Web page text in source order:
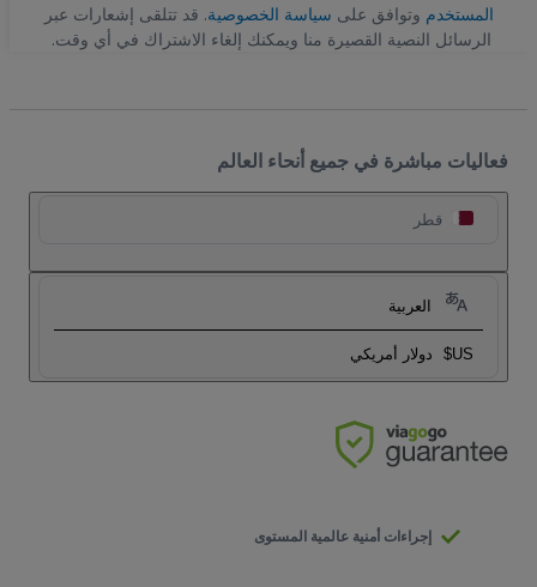
المستخدم وتوافق على سياسة الخصوصية. قد تتلقى إشعارات عبر
الرسائل النصية القصيرة منا ويمكنك إلغاء الاشتراك في أي وقت.
فعاليات مباشرة في جميع أنحاء العالم
قطر
العربية
US$ دولار أمريكي
إجراءات أمنية عالمية المستوى